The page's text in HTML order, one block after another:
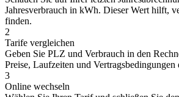
Jahresverbrauch in kWh. Dieser Wert hilft,
finden.
2
Tarife vergleichen
Geben Sie PLZ und Verbrauch in den
Preise, Laufzeiten und
3
Online wechseln